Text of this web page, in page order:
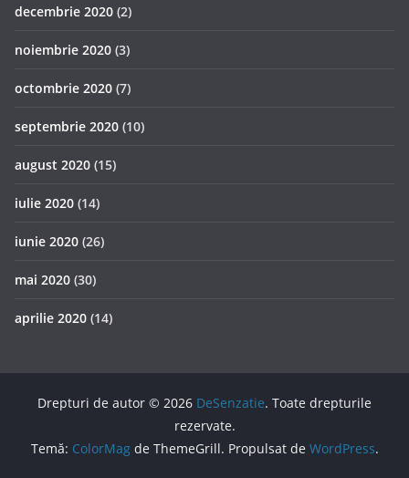
decembrie 2020 (2)
noiembrie 2020 (3)
octombrie 2020 (7)
septembrie 2020 (10)
august 2020 (15)
iulie 2020 (14)
iunie 2020 (26)
mai 2020 (30)
aprilie 2020 (14)
Drepturi de autor © 2026 DeSenzatie. Toate drepturile
rezervate.
Temă: ColorMagde ThemeGrill. Propulsat de WordPress.